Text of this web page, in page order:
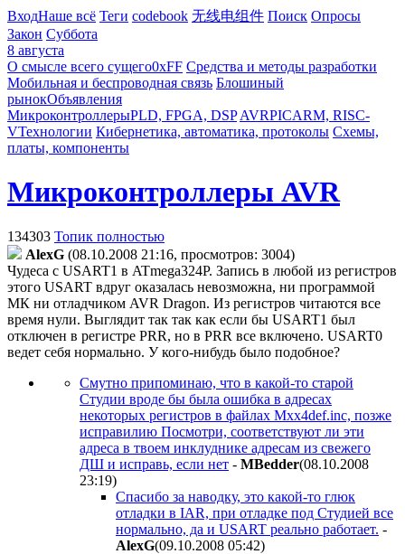
ВходНаше всё Теги codebook 无线电组件 Поиск Опросы
Закон Суббота
8 августа
О смысле всего сущего0xFF Средства и методы разработки
Мобильная и беспроводная связь Блошиный
рынокОбъявления
МикроконтроллерыPLD, FPGA, DSP AVRPICARM, RISC-
VТехнологии Кибернетика, автоматика, протоколы Схемы,
платы, компоненты
Микроконтроллеры AVR
134303 Топик полностью
AlexG (08.10.2008 21:16, просмотров: 3004)
Чудеса с USART1 в ATmega324P. Запись в любой из регистров
этого USART вдруг оказалась невозможна, ни программой
МК ни отладчиком AVR Dragon. Из регистров читаются все
время нули. Выглядит так так как если бы USART1 был
отключен в регистре PRR, но в PRR все включено. USART0
ведет себя нормально. У кого-нибудь было подобное?
Смутно припоминаю, что в какой-то старой
Студии вроде бы была ошибка в адресах
некоторых регистров в файлах Mxx4def.inc, позже
исправилию Посмотри, соответствуют ли эти
адреса в твоем инклуднике адресам из свежего
ДШ и исправь, если нет - MBedder(08.10.2008
23:19)
Спасибо за наводку, это какой-то глюк
отладки в IAR, при отладке под Студией все
нормально, да и USART реально работает. -
AlexG(09.10.2008 05:42)